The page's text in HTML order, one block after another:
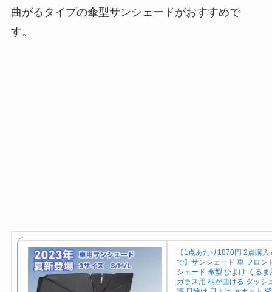
曲がるタイプの傘型サンシェードがおすすめで
す。
【1点あたり1870円 2点購
で】サンシェード 車 フロン
シェード 傘型 ひよけ くるま
ガラス用 柄が曲げる ダッシ